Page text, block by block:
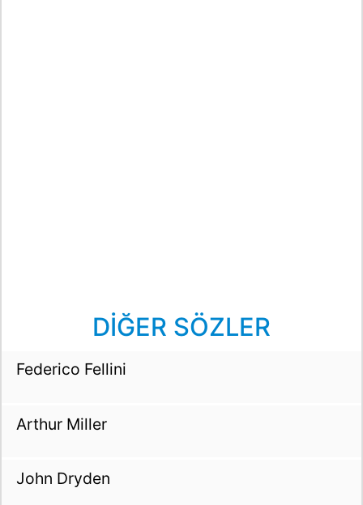
DİĞER SÖZLER
Federico Fellini
Arthur Miller
John Dryden